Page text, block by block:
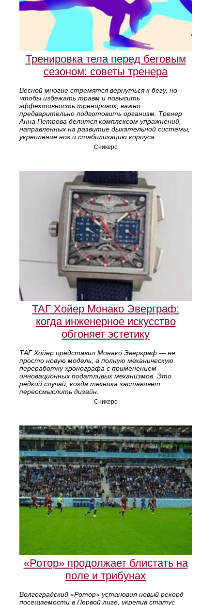
Тренировка тела перед беговым
сезоном: советы тренера
Весной многие стремятся вернуться к бегу, но
чтобы избежать травм и повысить
эффективность тренировок, важно
предварительно подготовить организм. Тренер
Анна Петрова делится комплексом упражнений,
направленных на развитие дыхательной системы,
укрепление ног и стабилизацию корпуса.
Сникеро
ТАГ Хойер Монако Эверграф:
когда инженерное искусство
обгоняет эстетику
ТАГ Хойер представил Монако Эверграф — не
просто новую модель, а полную механическую
переработку хронографа с применением
инновационных податливых механизмов. Это
редкий случай, когда техника заставляет
переосмыслить дизайн.
Сникеро
«Ротор» продолжает блистать на
поле и трибунах
Волгоградский «Ротор» установил новый рекорд
посещаемости в Первой лиге, укрепив статус